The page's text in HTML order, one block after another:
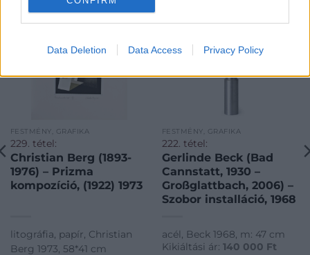
Data Deletion Data Access Privacy Policy
FESTMÉNY, GRAFIKA
229. tétel:
Christian Berg (1893-
1976) – Prizma
kompozíció, (1922) 1973
litográfia, papír, Christian
Berg 1973, 58*41 cm
FESTMÉNY, GRAFIKA
222. tétel:
Gerlinde Beck (Bad
Cannstatt, 1930 –
Großglattbach, 2006) –
Szobor installáció, 1968
acél, Beck 1968, m: 47 cm
Kikiáltási ár: 140 000 Ft